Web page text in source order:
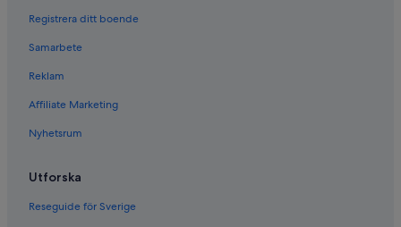
Registrera ditt boende
Samarbete
Reklam
Affiliate Marketing
Nyhetsrum
Utforska
Reseguide för Sverige